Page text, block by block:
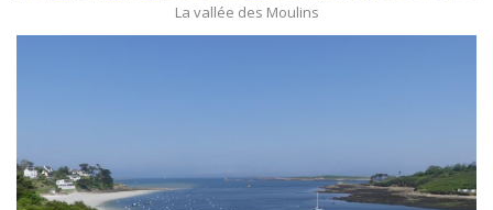
La vallée des Moulins